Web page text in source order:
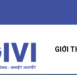
GIỚI